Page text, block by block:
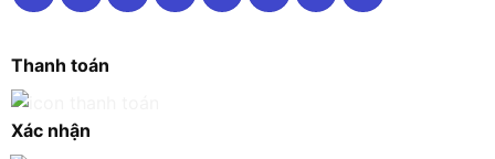
Thanh toán
Xác nhận